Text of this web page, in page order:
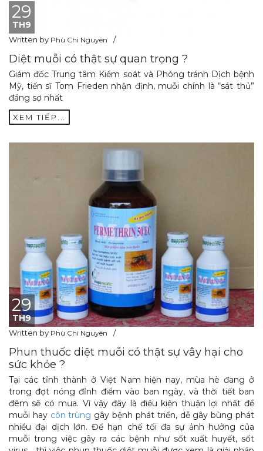
29
TH9
Written by Phù Chi Nguyên
Diệt muỗi có thật sự quan trọng ?
Giám đốc Trung tâm Kiểm soát và Phòng tránh Dịch bệnh
Mỹ, tiến sĩ Tom Frieden nhận định, muỗi chính là “sát thủ”
đáng sợ nhất
XEM TIẾP...
29
TH9
Written by Phù Chi Nguyên
Phun thuốc diệt muỗi có thật sự vây hại cho
sức khỏe ?
Tại các tỉnh thành ở Việt Nam hiện nay, mùa hè đang ở
trong đợt nóng đỉnh điểm vào ban ngày, và thời tiết ban
đêm sẽ có mưa. Vì vậy đây là điều kiện thuận lợi nhất để
muỗi hay côn trùng gây bệnh phát triển, dễ gây bùng phát
nhiều đại dịch lớn. Để hạn chế tối đa sự ảnh hưởng của
muỗi trong việc gây ra các bệnh như sốt xuất huyết, sốt